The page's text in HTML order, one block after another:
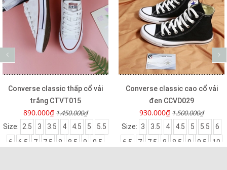
Converse classic thấp cổ vải
trắng CTVT015
890.000₫1.450.000₫
2.5 3.5 4.5
5.5
6
6.5 7 7.5 8 8.5 9
9.5
Converse classic cao cổ vải
đen CCVD029
930.000₫1.500.000₫
Size: 3 3.5 4.5 5.5
6.5
7 7.5 8 8.5 9 9.5 10